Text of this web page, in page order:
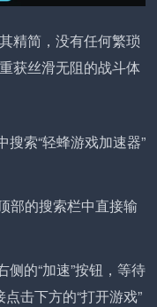
精简，没有任何繁琐
获丝滑无阻的战斗体
索“轻蜂游戏加速器”
部的搜索栏中直接输
的“加速”按钮，等待
击下方的“打开游戏”